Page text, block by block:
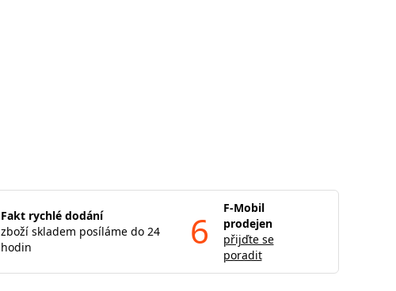
Fakt rychlé dodání
zboží skladem posíláme do 24
hodin
6
F-Mobil
prodejen
přijďte se
poradit